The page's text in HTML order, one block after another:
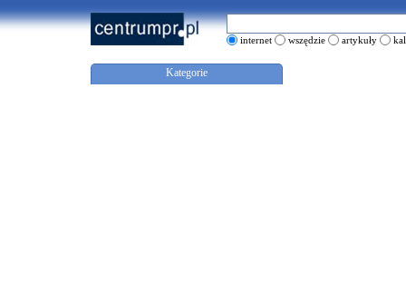
internet wszędzie artykuły
Kategorie